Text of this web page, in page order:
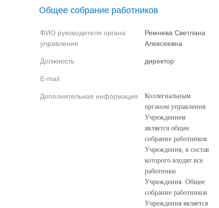
Общее собрание работников
ФИО руководителя органа
управления
Ремнева Светлана
Алексеевна
Должность директор
E-mail
Дополнительная информация
Коллегиальным
органом управления
Учреждением
является общее
собрание работников
Учреждения, в состав
которого входят все
работники
Учреждения. Общее
собрание работников
Учреждения является